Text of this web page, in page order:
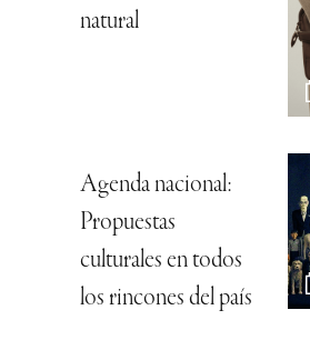
natural
Agenda nacional:
Propuestas
culturales en todos
los rincones del país